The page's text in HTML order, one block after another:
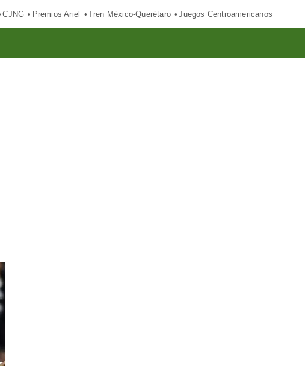
CJNG Premios Ariel Tren México-Querétaro Juegos Centroamericanos